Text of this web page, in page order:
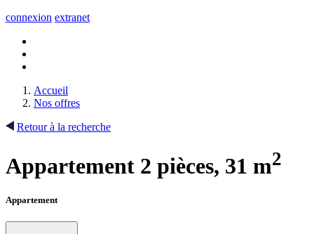
connexion extranet
Accueil
Nos offres
Retour à la recherche
Appartement 2 pièces, 31 m2
Appartement